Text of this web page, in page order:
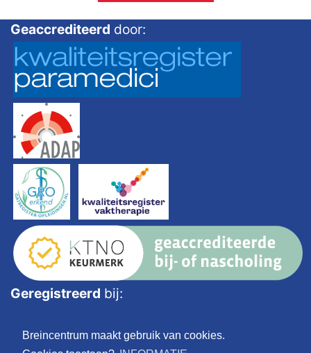
Breincentrum maakt gebruik van cookies.
Geaccrediteerd door:
Geregistreerd bij: